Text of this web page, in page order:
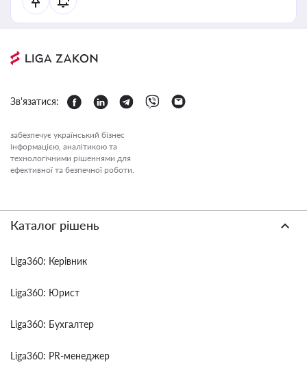
Зв'язатися:
забезпечує український бізнес
інформацією, аналітикою та
технологічними рішеннями для
ефективної та безпечної роботи.
Каталог рішень
Liga360: Керівник
Liga360: Юрист
Liga360: Бухгалтер
Liga360: PR-менеджер